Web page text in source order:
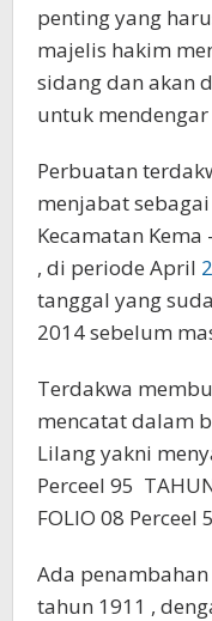
penting yang
majelis hakim
sidang dan akan
untuk
Perbuatan
menjabat
Kecamatan
, di periode April
tanggal yang
2014 sebelum
Terdakwa
mencatat dalam
Lilang yakni
Perceel 95
FOLIO 08 Perceel
Ada
tahun 1911 ,